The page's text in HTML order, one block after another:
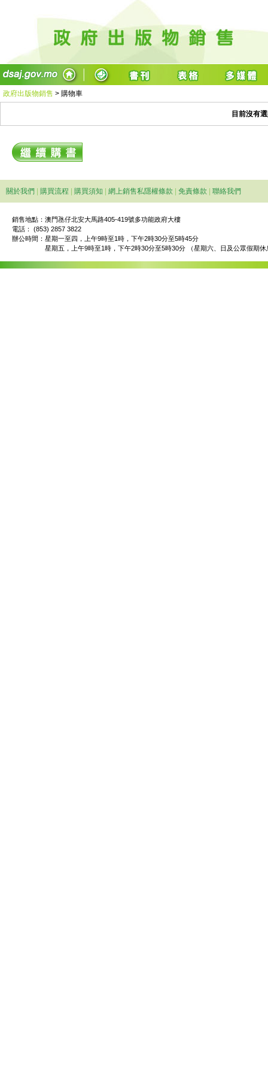
政府出版物銷售 > 購物車
目前沒有
關於我們 購買流程 購買須知 網上銷售私隱權條款 免責條款 聯絡我們
銷售地點：澳門氹仔北安大馬路405-419號多功能政府大樓
電話： (853) 2857 3822
辦公時間： 星期一至四，上午9時至1時，下午2時30分至5時45分
星期五，上午9時至1時，下午2時30分至5時30分 （星期六、日及公眾假期休